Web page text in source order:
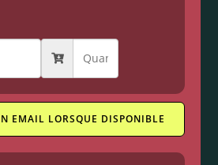
EMAIL LORSQUE DISPONIBLE